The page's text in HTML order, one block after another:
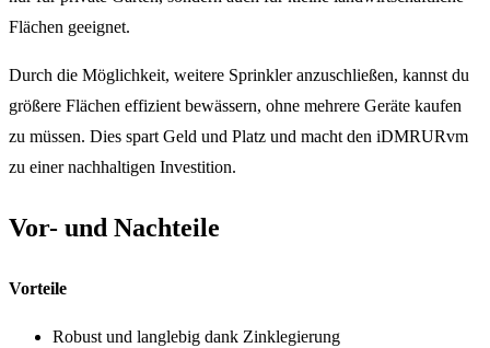
Flächen geeignet.
Durch die Möglichkeit, weitere Sprinkler anzuschließen, kannst du
größere Flächen effizient bewässern, ohne mehrere Geräte kaufen
zu müssen. Dies spart Geld und Platz und macht den iDMRURvm
zu einer nachhaltigen Investition.
Vor- und Nachteile
Vorteile
Robust und langlebig dank Zinklegierung